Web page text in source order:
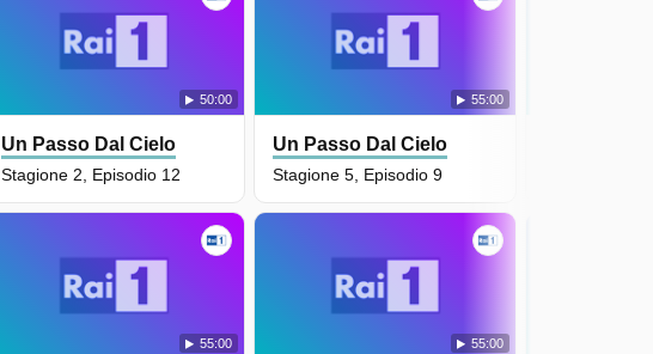
50:00
Un Passo Dal Cielo
Stagione 2, Episodio 12
55:00
55:00
Un Passo Dal Cielo
Stagione 5, Episodio 9
55:00